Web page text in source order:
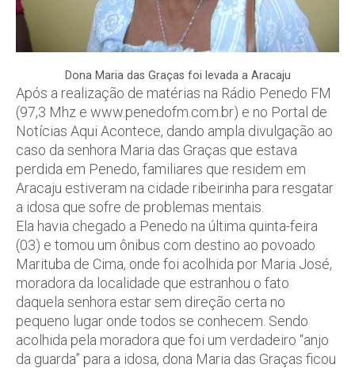
Dona Maria das Graças foi levada a Aracaju
Após a realização de matérias na Rádio Penedo FM
(97,3 Mhz e www.penedofm.com.br) e no Portal de
Notícias Aqui Acontece, dando ampla divulgação ao
caso da senhora Maria das Graças que estava
perdida em Penedo, familiares que residem em
Aracaju estiveram na cidade ribeirinha para resgatar
a idosa que sofre de problemas mentais.
Ela havia chegado a Penedo na última quinta-feira
(03) e tomou um ônibus com destino ao povoado
Marituba de Cima, onde foi acolhida por Maria José,
moradora da localidade que estranhou o fato
daquela senhora estar sem direção certa no
pequeno lugar onde todos se conhecem. Sendo
acolhida pela moradora que foi um verdadeiro “anjo
da guarda” para a idosa, dona Maria das Graças ficou